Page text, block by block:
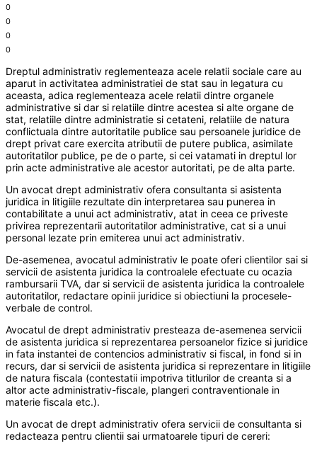
0
0
0
0
Dreptul administrativ reglementeaza acele relatii sociale care au
aparut in activitatea administratiei de stat sau in legatura cu
aceasta, adica reglementeaza acele relatii dintre organele
administrative si dar si relatiile dintre acestea si alte organe de
stat, relatiile dintre administratie si cetateni, relatiile de natura
conflictuala dintre autoritatile publice sau persoanele juridice de
drept privat care exercita atributii de putere publica, asimilate
autoritatilor publice, pe de o parte, si cei vatamati in dreptul lor
prin acte administrative ale acestor autoritati, pe de alta parte.
Un avocat drept administrativ ofera consultanta si asistenta
juridica in litigiile rezultate din interpretarea sau punerea in
contabilitate a unui act administrativ, atat in ceea ce priveste
privirea reprezentarii autoritatilor administrative, cat si a unui
personal lezate prin emiterea unui act administrativ.
De-asemenea, avocatul administrativ le poate oferi clientilor sai si
servicii de asistenta juridica la controalele efectuate cu ocazia
rambursarii TVA, dar si servicii de asistenta juridica la controalele
autoritatilor, redactare opinii juridice si obiectiuni la procesele-
verbale de control.
Avocatul de drept administrativ presteaza de-asemenea servicii
de asistenta juridica si reprezentarea persoanelor fizice si juridice
in fata instantei de contencios administrativ si fiscal, in fond si in
recurs, dar si servicii de asistenta juridica si reprezentare in litigiile
de natura fiscala (contestatii impotriva titlurilor de creanta si a
altor acte administrativ-fiscale, plangeri contraventionale in
materie fiscala etc.).
Un avocat de drept administrativ ofera servicii de consultanta si
redacteaza pentru clientii sai urmatoarele tipuri de cereri: